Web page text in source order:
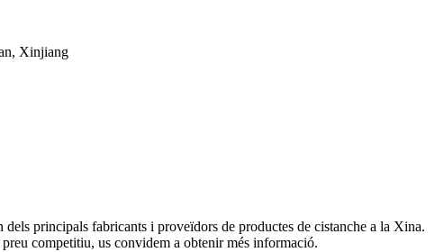
Xinjiang
principals fabricants i proveïdors de productes de cistanche a la Xina.
competitiu, us convidem a obtenir més informació.